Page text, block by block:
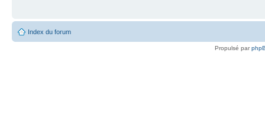
Index du forum
Propulsé par